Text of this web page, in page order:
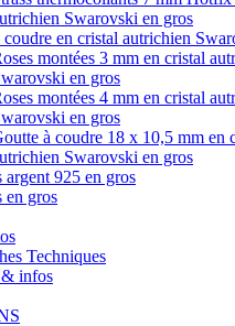
Swarovski en gros
coudre en cristal autrichien
montées 3 mm en cristal
en gros
montées 4 mm en cristal
en gros
à coudre 18 x 10,5 mm en
Swarovski en gros
argent 925 en gros
en gros
Techniques
infos